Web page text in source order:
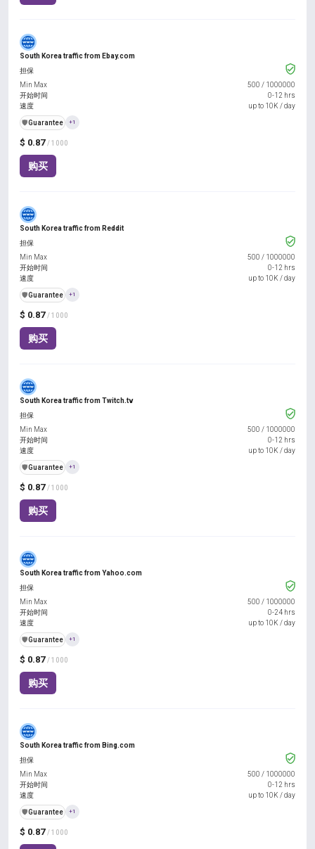
South Korea traffic from Ebay.com
$ 0.87 / 1000
购买
担保
Min Max
500 / 1000000
开始时间
0-12 hrs
速度
up to 10K / day
️🛡️Guarantee +1
South Korea traffic from Reddit
$ 0.87 / 1000
购买
担保
Min Max
500 / 1000000
开始时间
0-12 hrs
速度
up to 10K / day
️🛡️Guarantee +1
South Korea traffic from Twitch.tv
$ 0.87 / 1000
购买
担保
Min Max
500 / 1000000
开始时间
0-12 hrs
速度
up to 10K / day
️🛡️Guarantee +1
South Korea traffic from Yahoo.com
$ 0.87 / 1000
购买
担保
Min Max
500 / 1000000
开始时间
0-24 hrs
速度
up to 10K / day
️🛡️Guarantee +1
South Korea traffic from Bing.com
$ 0.87 / 1000
担保
Min Max
500 / 1000000
开始时间
0-12 hrs
速度
up to 10K / day
️🛡️Guarantee +1